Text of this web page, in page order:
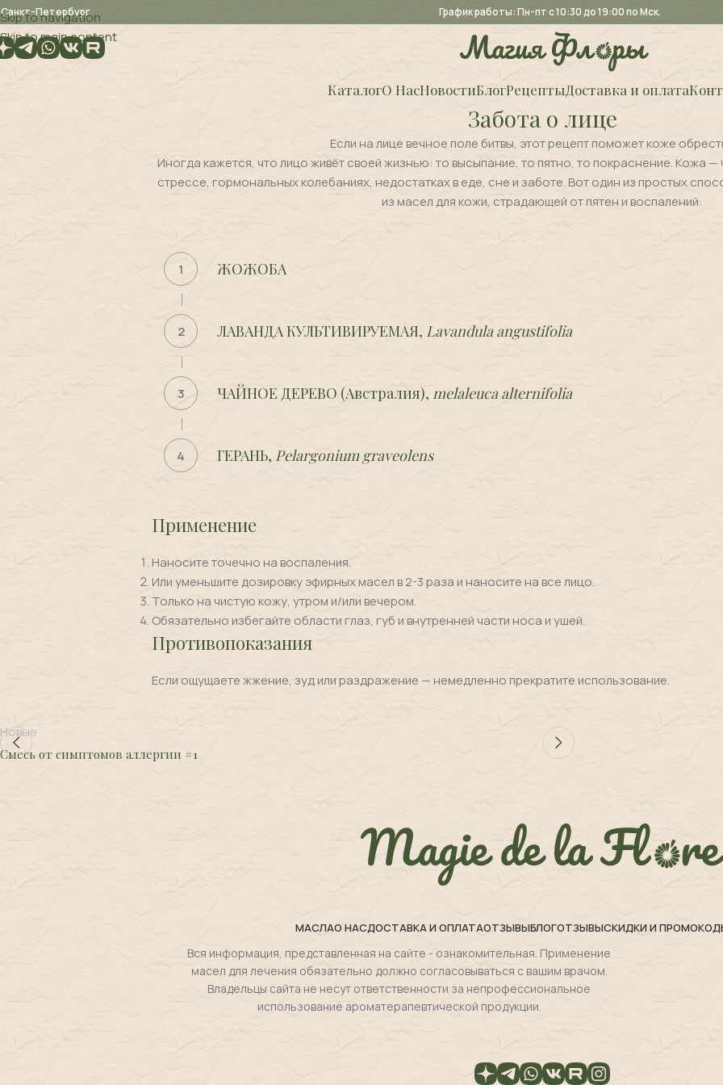
Skip to navigation
Skip to main content
Санкт-Петербург График работы: Пн-пт с 10:30 до 19:00 по Мск.
КаталогО НасНовостиБлогРецептыДоставка и оплата
Забота о лице
Если на лице вечное поле битвы, этот рецепт поможет коже
Иногда кажется, что лицо живёт своей жизнью: то высыпание, то пятно, то покраснение. Кожа —
стрессе, гормональных колебаниях, недостатках в еде, сне и заботе. Вот один из простых
из масел для кожи, страдающей от пятен и воспалений:
1 ЖОЖОБА
2 ЛАВАНДА КУЛЬТИВИРУЕМАЯ, Lavandula angustifolia
3 ЧАЙНОЕ ДЕРЕВО (Австралия), melaleuca alternifolia
4 ГЕРАНЬ, Pelargonium graveolens
Применение
Наносите точечно на воспаления.
Или уменьшите дозировку эфирных масел в 2-3 раза и наносите на все лицо.
Только на чистую кожу, утром и/или вечером.
Обязательно избегайте области глаз, губ и внутренней части носа и ушей.
Противопоказания
Если ощущаете жжение, зуд или раздражение — немедленно прекратите использование.
Новые
Смесь от симптомов аллергии #1
МАСЛАО НАСДОСТАВКА И ОПЛАТАОТЗЫВЫБЛОГОТЗЫВЫСКИДКИ И
Вся информация, представленная на сайте - ознакомительная. Применение
масел для лечения обязательно должно согласовываться с вашим врачом.
Владельцы сайта не несут ответственности за непрофессиональное
использование ароматерапевтической продукции.